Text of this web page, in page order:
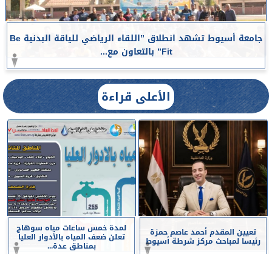
جامعة أسيوط تشهد انطلاق ”اللقاء الرياضي للياقة البدنية Be
Fit” بالتعاون مع...
الأعلى قراءة
تعيين المقدم أحمد عاصم حمزة
رئيسا لمباحث مركز شرطة أسيوط
لمدة خمس ساعات مياه سوهاج
تعلن ضعف المياه بالأدوار العليا
بمناطق عدة...